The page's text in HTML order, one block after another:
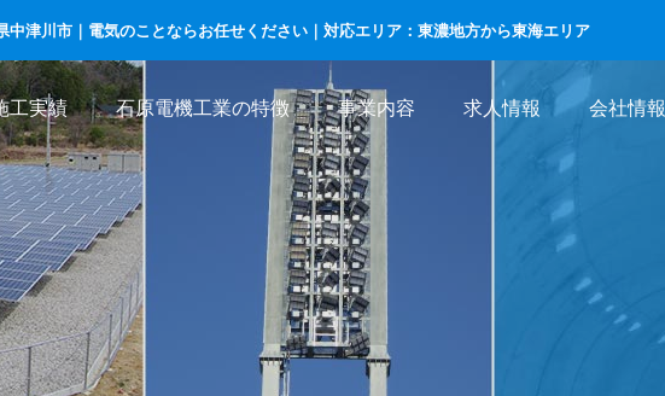
中津川市｜電気のことならお任せください｜対応エリア：東濃地方から東海エリア
工実績 石原電機工業の特徴 事業内容 求人情報 会社情報
概要・保有資格